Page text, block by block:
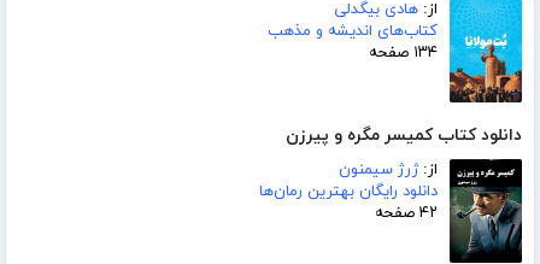
از: هادی بیگدلی
کتاب‌های اندیشه و مذهب
۱۳۴ صفحه
دانلود کتاب کمیسر مگره و پیرزن
از:ژرژ سیمنون
دانلود رایگان بهترین رمان‌ها
۴۲ صفحه